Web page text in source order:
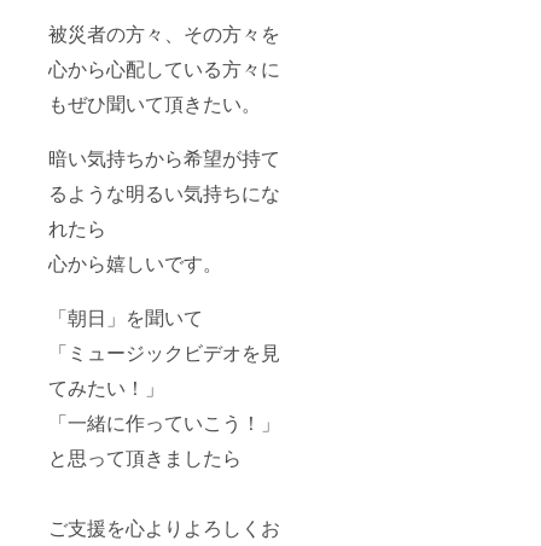
被災者の方々、その方々を
心から心配している方々に
もぜひ聞いて頂きたい。
暗い気持ちから希望が持て
るような明るい気持ちにな
れたら
心から嬉しいです。
「朝日」を聞いて
「ミュージックビデオを見
てみたい！」
「一緒に作っていこう！」
と思って頂きましたら
ご支援を心よりよろしくお